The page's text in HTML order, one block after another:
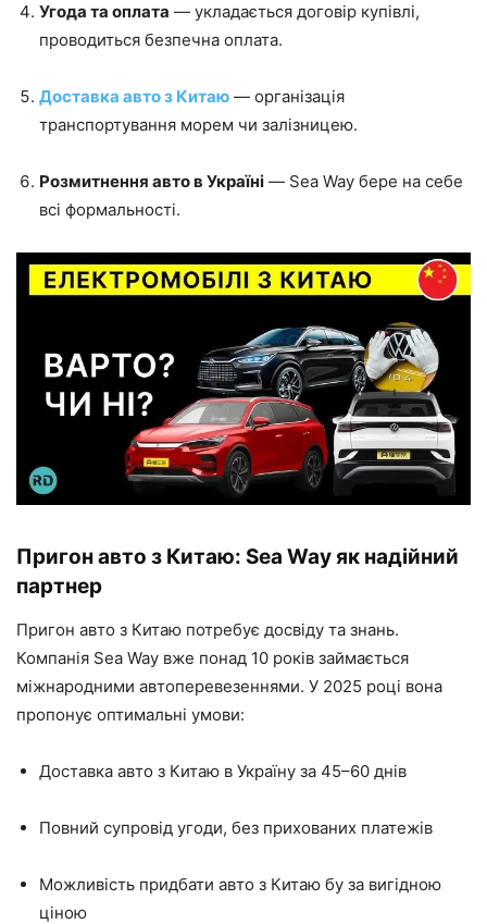
Угода та оплата — укладається договір купівлі,
проводиться безпечна оплата.
Доставка авто з Китаю — організація
транспортування морем чи залізницею.
Розмитнення авто в Україні — Sea Way бере на себе
всі формальності.
Пригон авто з Китаю: Sea Way як надійний
партнер
Пригон авто з Китаю потребує досвіду та знань.
Компанія Sea Way вже понад 10 років займається
міжнародними автоперевезеннями. У 2025 році вона
пропонує оптимальні умови:
Доставка авто з Китаю в Україну за 45–60 днів
Повний супровід угоди, без прихованих платежів
Можливість придбати авто з Китаю бу за вигідною
ціною